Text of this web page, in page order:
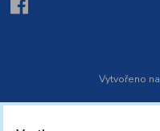
Vytvořeno na